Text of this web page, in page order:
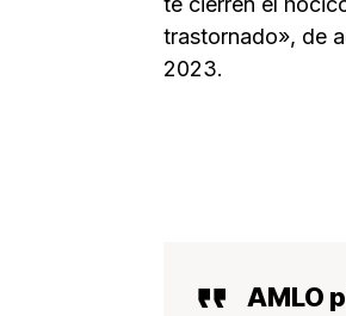
trastornado», de
2023.
AMLO